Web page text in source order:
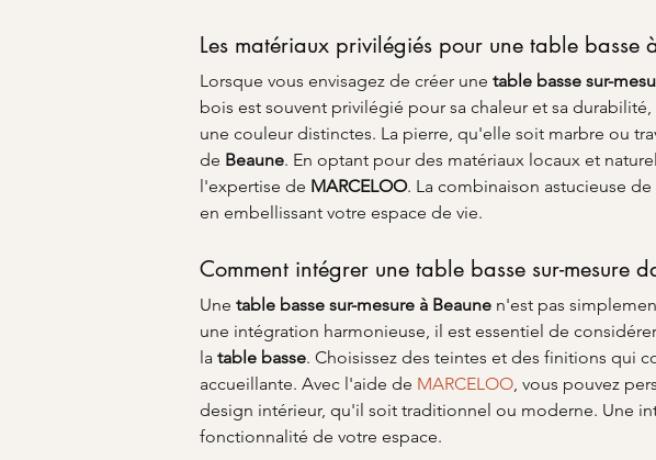
Les matériaux privilégiés pour une table basse
Lorsque vous envisagez de créer une table basse sur-
bois est souvent privilégié pour sa chaleur et sa
une couleur distinctes. La pierre, qu'elle soit marbre ou
de Beaune. En optant pour des matériaux locaux et
l'expertise de MARCELOO. La combinaison astucieuse
en embellissant votre espace de vie.
Comment intégrer une table basse sur-mesure
Une table basse sur-mesure à Beaune n'est pas
une intégration harmonieuse, il est essentiel de
la table basse. Choisissez des teintes et des finitions qui
accueillante. Avec l'aide de MARCELOO, vous pouvez
design intérieur, qu'il soit traditionnel ou moderne. Une
fonctionnalité de votre espace.